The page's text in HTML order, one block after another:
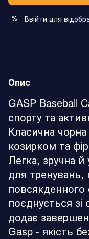
% Ввійти для
Опис
GASP Baseball
спорту та
Класична
козирком та
Легка, зручна
для тренувань,
поєднується
додає
Gasp - якість